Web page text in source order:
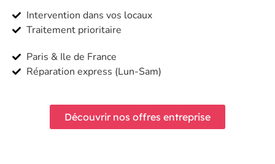
Intervention dans vos locaux
Traitement prioritaire
Paris & Ile de France
Réparation express (Lun-Sam)
Découvrir nos offres entreprise